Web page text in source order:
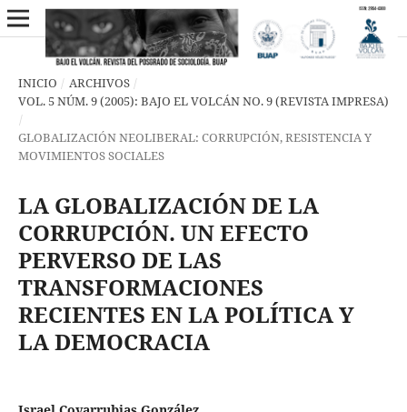
INICIO / ARCHIVOS /
VOL. 5 NÚM. 9 (2005): BAJO EL VOLCÁN NO. 9 (REVISTA IMPRESA)
/
GLOBALIZACIÓN NEOLIBERAL: CORRUPCIÓN, RESISTENCIA Y
MOVIMIENTOS SOCIALES
LA GLOBALIZACIÓN DE LA
CORRUPCIÓN. UN EFECTO
PERVERSO DE LAS
TRANSFORMACIONES
RECIENTES EN LA POLÍTICA Y
LA DEMOCRACIA